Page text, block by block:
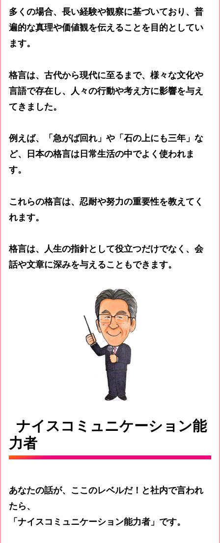
多くの場合、長い経験や観察に基づいており、普
遍的な真理や価値観を伝えることを目的としてい
ます。
格言は、古代から現代に至るまで、様々な文化や
言語で存在し、人々の行動や考え方に影響を与え
てきました。
例えば、「急がば回れ」や「石の上にも三年」な
ど、日本の格言は日常生活の中でよく使われま
す。
これらの格言は、忍耐や努力の重要性を教えてく
れます。
格言は、人生の指針として役立つだけでなく、会
話や文章に深みを与えることもできます。
ナイスコミュニケーション能
力者
あなたの話が、ここのレベルだ！と社内で言われ
たら、
「ナイスコミュニケーション能力者」です。